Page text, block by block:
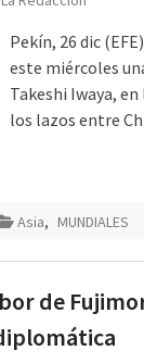
Pekín, 26 dic
este miércoles
Takeshi Iwaya,
los lazos entre
Asia, MUNDIALES
de